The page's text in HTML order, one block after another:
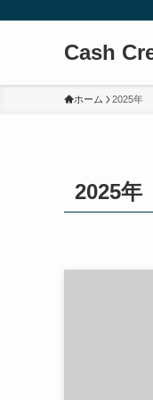
Cash
ホーム 2025年
2025年